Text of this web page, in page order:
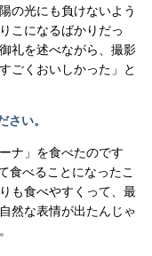
の光にも負けないよう
こになるばかりだっ
礼を述べながら、撮影
ごくおいしかった」と
い。
ナ」を食べたのです
食べることになったこ
も食べやすくって、最
然な表情が出たんじゃ